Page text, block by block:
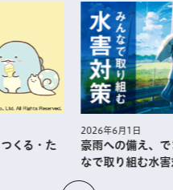
くる・た
2026年6月1日
豪雨への備え、
なで取り組む水害